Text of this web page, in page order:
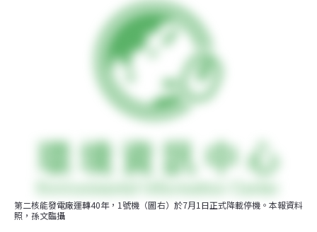
第二核能發電廠運轉40年，1號機（圖右）於7月1日正式降載停機。本報資料
照，孫文臨攝